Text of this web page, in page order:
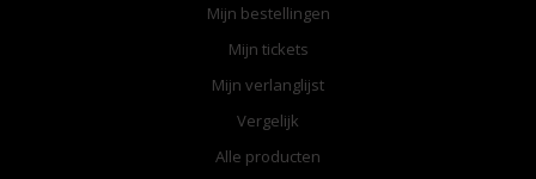
Mijn bestellingen
Mijn tickets
Mijn verlanglijst
Vergelijk
Alle producten